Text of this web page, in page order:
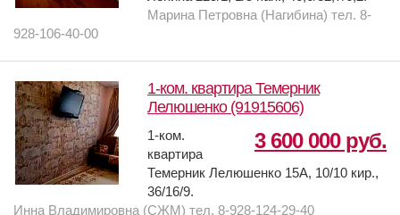
Марина Петровна (Нагибина) тел. 8-
928-106-40-00
1-ком. квартира Темерник
Лелюшенко (91915606)
3 600 000 руб.
1-ком.
квартира
Темерник Лелюшенко 15А, 10/10 кир.,
36/16/9.
Инна Владимировна (СЖМ) тел. 8-928-124-29-40